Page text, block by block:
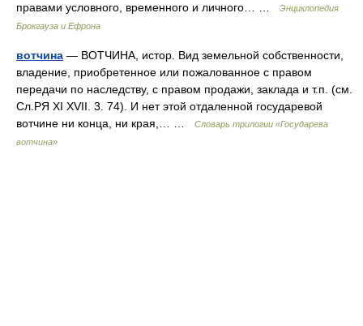
правами условного, временного и личного… …
Энциклопедия
Брокгауза и Ефрона
вотчина — ВОТЧИНА, истор. Вид земельной собственности,
владение, приобретенное или пожалованное с правом
передачи по наследству, с правом продажи, заклада и т.п. (см.
Сл.РЯ XI XVII. 3. 74). И нет этой отдаленной государевой
вотчине ни конца, ни края,… …
Словарь трилогии «Государева
вотчина»